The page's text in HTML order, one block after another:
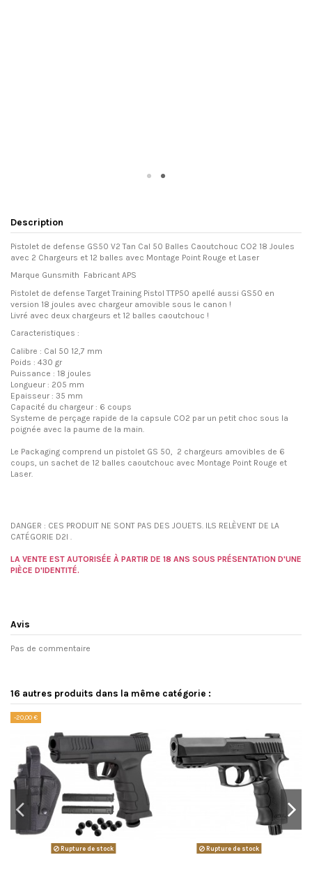
Description
Pistolet de defense GS50 V2 Tan Cal 50 Balles Caoutchouc CO2 18 Joules
avec 2 Chargeurs et 12 balles avec Montage Point Rouge et Laser
Marque Gunsmith Fabricant APS
Pistolet de defense Target Training Pistol TTP50 apellé aussi GS50 en
version 18 joules avec chargeur amovible sous le canon !
Livré avec deux chargeurs et 12 balles caoutchouc !
Caracteristiques :
Calibre : Cal 50 12,7 mm
Poids : 430 gr
Puissance : 18 joules
Longueur : 205 mm
Epaisseur : 35 mm
Capacité du chargeur : 6 coups
Systeme de perçage rapide de la capsule CO2 par un petit choc sous la
poignée avec la paume de la main.
Le Packaging comprend un pistolet GS 50, 2 chargeurs amovibles de 6
coups, un sachet de 12 balles caoutchouc avec Montage Point Rouge et
Laser.
DANGER : CES PRODUIT NE SONT PAS DES JOUETS. ILS RELÈVENT DE LA
CATÉGORIE D2I .
LA VENTE EST AUTORISÉE À PARTIR DE 18 ANS SOUS PRÉSENTATION D'UNE
PIÈCE D'IDENTITÉ.
Avis
Pas de commentaire
16 autres produits dans la même catégorie :
-20,00 €
Rupture de stock Rupture de stock